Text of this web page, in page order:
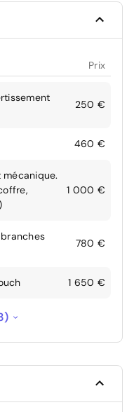
Prix
250 €
460 €
1 000 €
780 €
1 650 €
des
boissons
290 €
900 €